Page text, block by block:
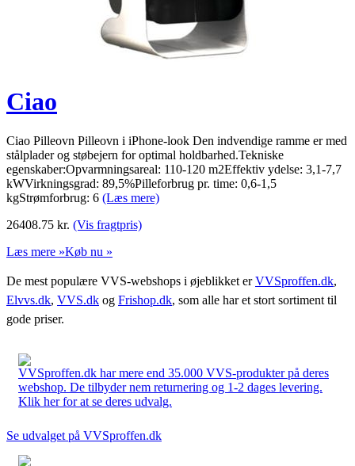
Ciao
Ciao Pilleovn Pilleovn i iPhone-look Den indvendige ramme er med
stålplader og støbejern for optimal holdbarhed.Tekniske
egenskaber:Opvarmningsareal: 110-120 m2Effektiv ydelse: 3,1-7,7
kWVirkningsgrad: 89,5%Pilleforbrug pr. time: 0,6-1,5
kgStrømforbrug: 6 (Læs mere)
26408.75 kr. (Vis fragtpris)
Læs mere »Køb nu »
De mest populære VVS-webshops i øjeblikket erVVSproffen.dk,
Elvvs.dk, VVS.dk og Frishop.dk, som alle har et stort sortiment til
gode priser.
VVSproffen.dk har mere end 35.000 VVS-produkter på deres
webshop. De tilbyder nem returnering og 1-2 dages levering.
Klik her for at se deres udvalg.
Se udvalget på VVSproffen.dk